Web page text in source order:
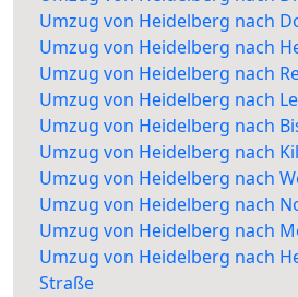
Umzug von Heidelberg nach
Umzug von Heidelberg nach
Umzug von Heidelberg nach
Umzug von Heidelberg nach
Umzug von Heidelberg nach
Umzug von Heidelberg nach
Umzug von Heidelberg nach
Umzug von Heidelberg nach
Umzug von Heidelberg nach
Umzug von Heidelberg nach
Straße